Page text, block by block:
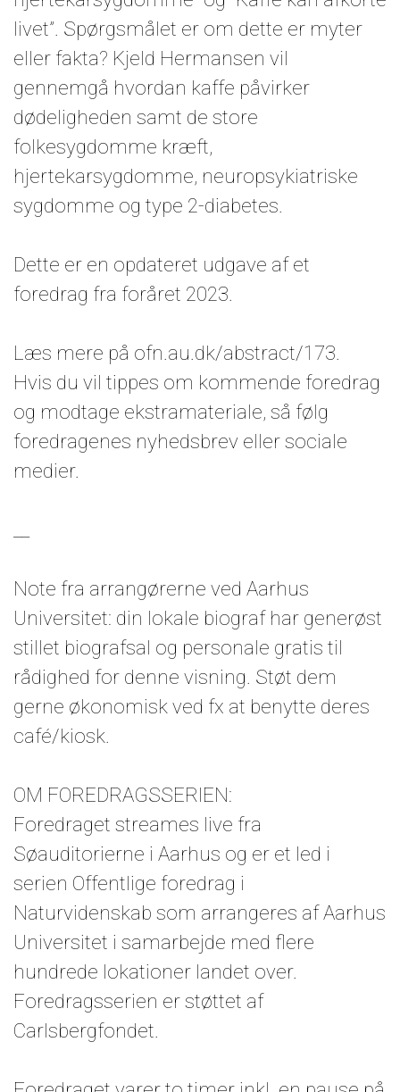
livet”. Spørgsmålet er om dette er myter
eller fakta? Kjeld Hermansen vil
gennemgå hvordan kaffe påvirker
dødeligheden samt de store
folkesygdomme kræft,
hjertekarsygdomme, neuropsykiatriske
sygdomme og type 2-diabetes.
Dette er en opdateret udgave af et
foredrag fra foråret 2023.
Læs mere på ofn.au.dk/abstract/173.
Hvis du vil tippes om kommende foredrag
og modtage ekstramateriale, så følg
foredragenes nyhedsbrev eller sociale
medier.
Note fra arrangørerne ved Aarhus
Universitet: din lokale biograf har generøst
stillet biografsal og personale gratis til
rådighed for denne visning. Støt dem
gerne økonomisk ved fx at benytte deres
café/kiosk.
OM FOREDRAGSSERIEN:
Foredraget streames live fra
Søauditorierne i Aarhus og er et led i
serien Offentlige foredrag i
Naturvidenskab som arrangeres af Aarhus
Universitet i samarbejde med flere
hundrede lokationer landet over.
Foredragsserien er støttet af
Carlsbergfondet.